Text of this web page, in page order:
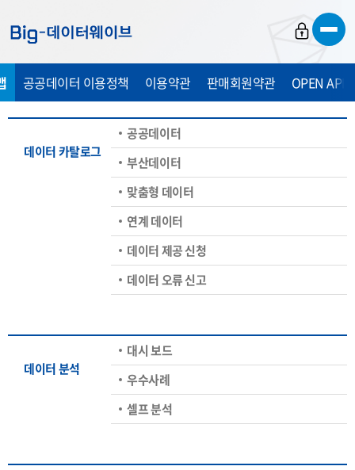
가
기
가
기
가
기
공공데이터 이용정책 이용약관 판매회원약관 OPEN API
데이터 카탈로그
공공데이터
부산데이터
맞춤형 데이터
연계 데이터
데이터 제공 신청
데이터 오류 신고
데이터 분석
대시 보드
우수사례
셀프 분석